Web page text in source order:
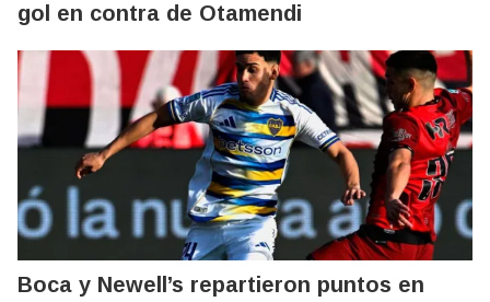
gol en contra de Otamendi
Boca y Newell’s repartieron puntos en